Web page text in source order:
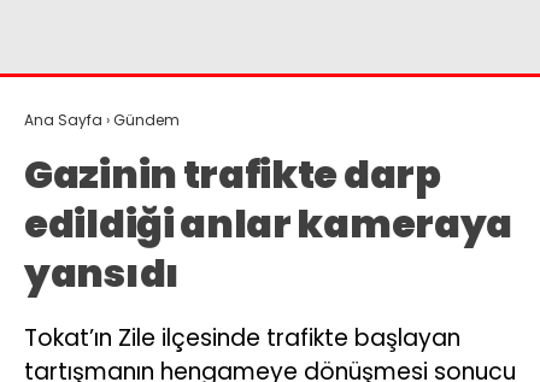
Youtube
Ana Sayfa ›Gündem
Gazinin trafikte darp
edildiği anlar kameraya
yansıdı
Tokat’ın Zile ilçesinde trafikte başlayan
tartışmanın hengameye dönüşmesi sonucu